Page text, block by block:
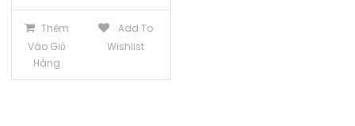
Thêm
Vào Giỏ
Hàng
Add To
Wishlist